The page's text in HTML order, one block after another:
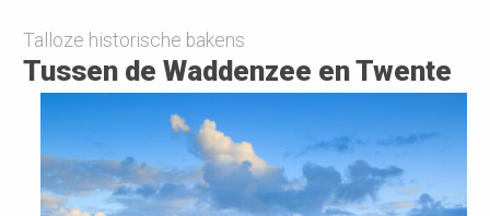
Talloze historische bakens
Tussen de Waddenzee en Twente